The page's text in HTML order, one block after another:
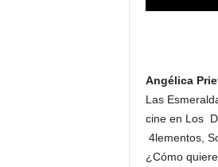
Angélica
Las
cine en Los
4lementos,
¿Cómo